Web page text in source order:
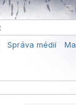
Správa médií